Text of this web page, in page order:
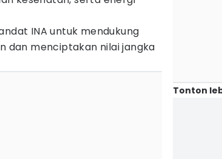
INA untuk mendukung
dan menciptakan nilai jangka
Tonton